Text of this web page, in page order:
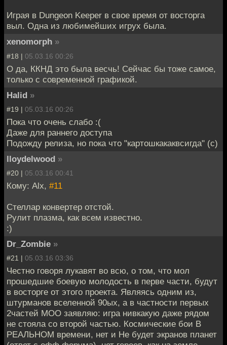
Играя в Dungeon Keeper в свое время от восторга
выл. Одна из любимейших игрух была.
xenomorph »
#18 | 05.03.16 00:26
О да, ККНД это была весчь! Сейчас бы тоже самое,
только с современной графикой.
Halid »
#19 | 05.03.16 00:26
Пока что очень слабо :(
Даже для раннего доступа
Подожду релиза, но пока что "картошкакаквсигда" (с)
lloydelwood »
#20 | 05.03.16 00:41
Кому: Alx, #11
Стеллар конвертер отстой.
Рулит плазма, как всем известно.
:)
Dr_Zombie »
#21 | 05.03.16 03:36
Честно говоря лукавят во всю, о том, что мол
прошедшие боевую молодость в перве части, будут
в восторге от этого проекта. Являясь одним из,
штурманов вселенной 90ых, а в частности первых
2частей МОО заявляю: игра нивкакую даже рядом
не стояла со второй частью. Космические бои В
РЕАЛЬНОМ времени, нет и Не будет экранов планет